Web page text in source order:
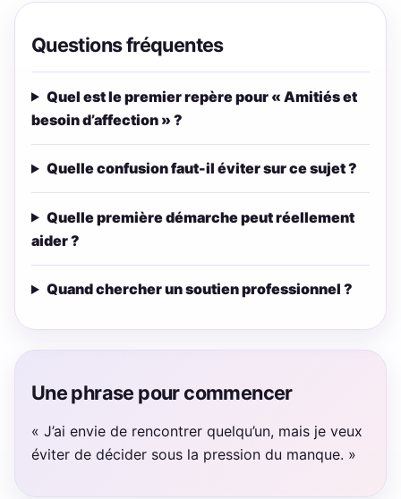
Questions fréquentes
Quel est le premier repère pour « Amitiés et
besoin d’affection » ?
Quelle confusion faut-il éviter sur ce sujet ?
Quelle première démarche peut réellement
aider ?
Quand chercher un soutien professionnel ?
Une phrase pour commencer
« J’ai envie de rencontrer quelqu’un, mais je veux
éviter de décider sous la pression du manque. »